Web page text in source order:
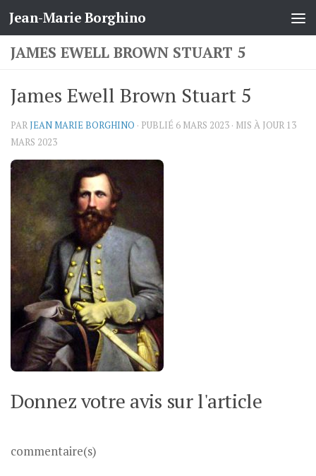
Skip to content
Jean-Marie Borghino
JAMES EWELL BROWN STUART 5
James Ewell Brown Stuart 5
PARJEAN MARIE BORGHINO · PUBLIÉ 6 MARS 2023 · MIS À JOUR 13
MARS 2023
Donnez votre avis sur l'article
commentaire(s)